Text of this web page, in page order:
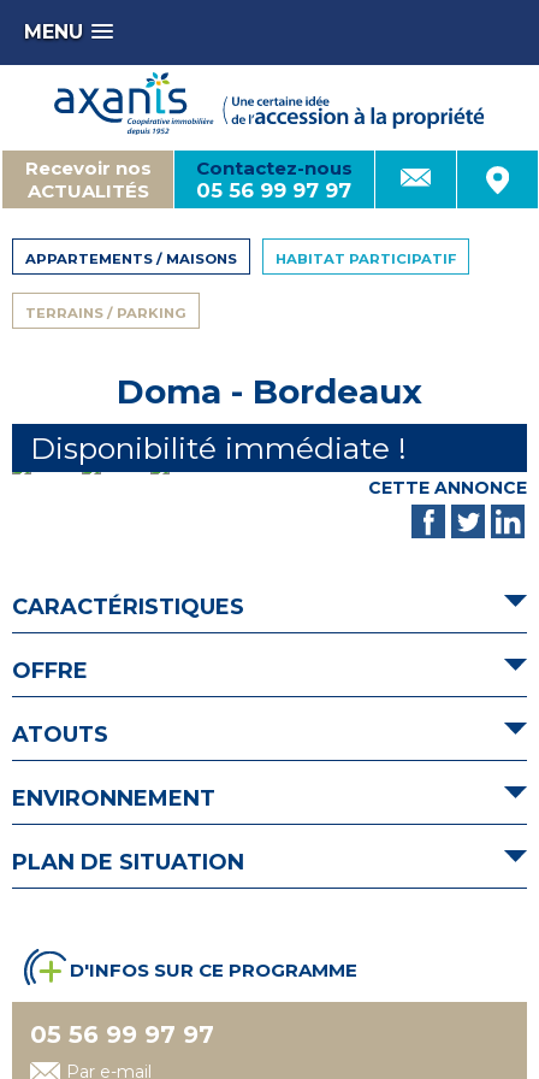
MENU
Contactez-nous
05 56 99 97 97
Recevoir nos
ACTUALITÉS
APPARTEMENTS / MAISONS HABITAT PARTICIPATIF
TERRAINS / PARKING
Doma - Bordeaux
CETTE ANNONCE
Disponibilité immédiate !
CARACTÉRISTIQUES
OFFRE
ATOUTS
ENVIRONNEMENT
PLAN DE SITUATION
D'INFOS SUR CE PROGRAMME
05 56 99 97 97
Par e-mail